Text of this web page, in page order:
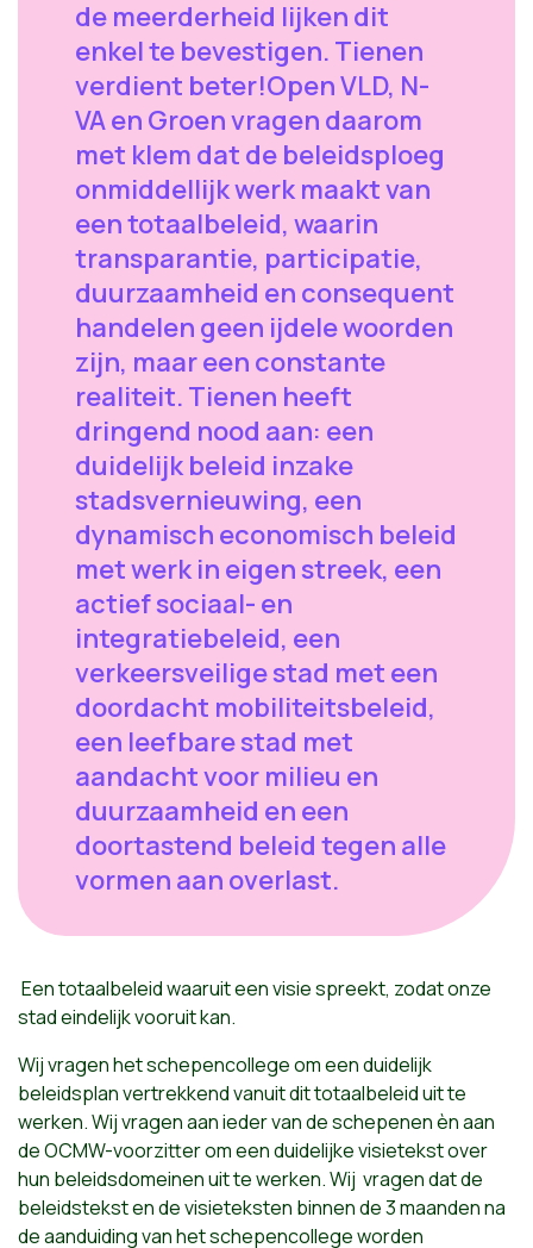
de meerderheid lijken dit
enkel te bevestigen. Tienen
verdient beter!Open VLD, N-
VA en Groen vragen daarom
met klem dat de beleidsploeg
onmiddellijk werk maakt van
een totaalbeleid, waarin
transparantie, participatie,
duurzaamheid en consequent
handelen geen ijdele woorden
zijn, maar een constante
realiteit. Tienen heeft
dringend nood aan: een
duidelijk beleid inzake
stadsvernieuwing, een
dynamisch economisch beleid
met werk in eigen streek, een
actief sociaal- en
integratiebeleid, een
verkeersveilige stad met een
doordacht mobiliteitsbeleid,
een leefbare stad met
aandacht voor milieu en
duurzaamheid en een
doortastend beleid tegen alle
vormen aan overlast.
Een totaalbeleid waaruit een visie spreekt, zodat onze
stad eindelijk vooruit kan.
Wij vragen het schepencollege om een duidelijk
beleidsplan vertrekkend vanuit dit totaalbeleid uit te
werken. Wij vragen aan ieder van de schepenen èn aan
de OCMW-voorzitter om een duidelijke visietekst over
hun beleidsdomeinen uit te werken. Wij vragen dat de
beleidstekst en de visieteksten binnen de 3 maanden na
de aanduiding van het schepencollege worden